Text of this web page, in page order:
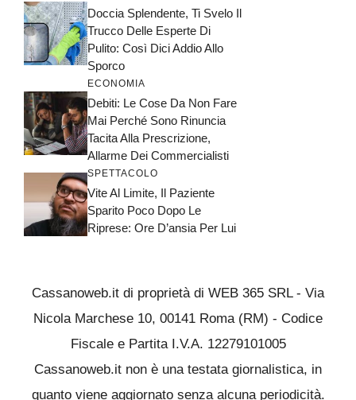
Doccia Splendente, Ti Svelo Il
Trucco Delle Esperte Di
Pulito: Così Dici Addio Allo
Sporco
ECONOMIA
Debiti: Le Cose Da Non Fare
Mai Perché Sono Rinuncia
Tacita Alla Prescrizione,
Allarme Dei Commercialisti
SPETTACOLO
Vite Al Limite, Il Paziente
Sparito Poco Dopo Le
Riprese: Ore D’ansia Per Lui
Cassanoweb.it di proprietà di WEB 365 SRL - Via
Nicola Marchese 10, 00141 Roma (RM) - Codice
Fiscale e Partita I.V.A. 12279101005
Cassanoweb.it non è una testata giornalistica, in
quanto viene aggiornato senza alcuna periodicità.